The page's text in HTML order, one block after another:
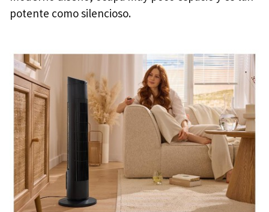
potente como silencioso.